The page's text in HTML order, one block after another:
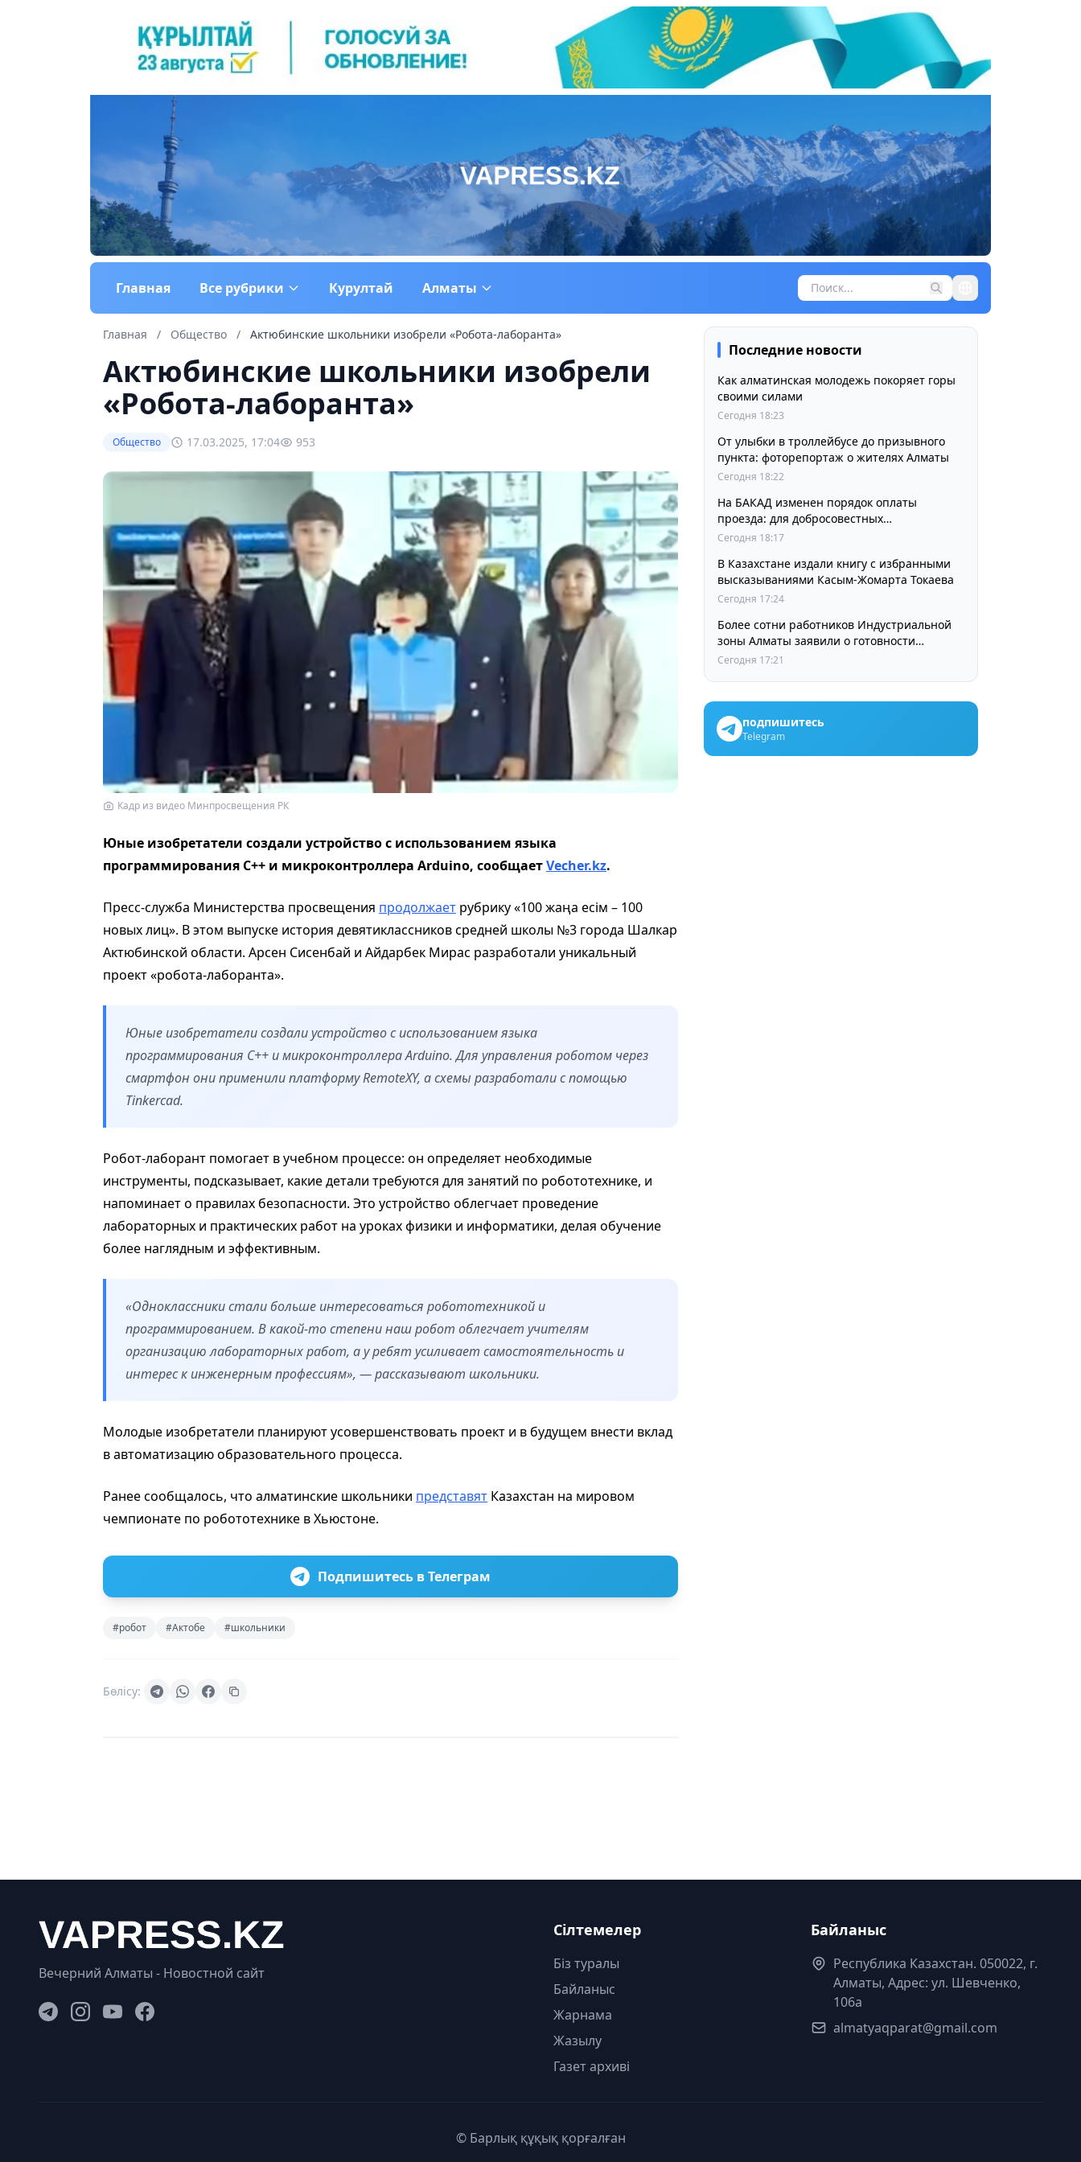
Главная Все рубрики Курултай Алматы
Главная / Общество / Актюбинские школьники изобрели «Робота-лаборанта»
Актюбинские школьники изобрели
«Робота-лаборанта»
Общество 17.03.2025, 17:04 953
Кадр из видео Минпросвещения РК
Юные изобретатели создали устройство с использованием языка
программирования C++ и микроконтроллера Arduino, сообщаетVecher.kz.
Пресс-служба Министерства просвещения продолжает рубрику «100 жаңа есім – 100
новых лиц». В этом выпуске история девятиклассников средней школы №3 города Шалкар
Актюбинской области. Арсен Сисенбай и Айдарбек Мирас разработали уникальный
проект «робота-лаборанта».
Юные изобретатели создали устройство с использованием языка
программирования C++ и микроконтроллера Arduino. Для управления роботом через
смартфон они применили платформу RemoteXY, а схемы разработали с помощью
Tinkercad.
Робот-лаборант помогает в учебном процессе: он определяет необходимые
инструменты, подсказывает, какие детали требуются для занятий по робототехнике, и
напоминает о правилах безопасности. Это устройство облегчает проведение
лабораторных и практических работ на уроках физики и информатики, делая обучение
более наглядным и эффективным.
«Одноклассники стали больше интересоваться робототехникой и
программированием. В какой-то степени наш робот облегчает учителям
организацию лабораторных работ, а у ребят усиливает самостоятельность и
интерес к инженерным профессиям», — рассказывают школьники.
Молодые изобретатели планируют усовершенствовать проект и в будущем внести вклад
в автоматизацию образовательного процесса.
Ранее сообщалось, что алматинские школьники представят Казахстан на мировом
чемпионате по робототехнике в Хьюстоне.
Подпишитесь в Телеграм
#робот #Актобе #школьники
Бөлісу:
Последние новости
Как алматинская молодежь покоряет горы
своими силами
Сегодня 18:23
От улыбки в троллейбусе до призывного
пункта: фоторепортаж о жителях Алматы
Сегодня 18:22
На БАКАД изменен порядок оплаты
проезда: для добросовестных
пользователей стоимость остается
Сегодня 18:17
В Казахстане издали книгу с избранными
высказываниями Касым-Жомарта Токаева
Сегодня 17:24
Более сотни работников Индустриальной
зоны Алматы заявили о готовности
принять участие в выборах членов
Сегодня 17:21
подпишитесь
Telegram
Вечерний Алматы - Новостной сайт
Сілтемелер
Біз туралы
Байланыс
Жарнама
Жазылу
Газет архиві
Байланыс
Республика Казахстан. 050022, г.
Алматы, Адрес: ул. Шевченко,
106а
almatyaqparat@gmail.com
© Барлық құқық қорғалған